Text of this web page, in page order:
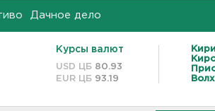
Дачное дело
Курсы валют
USD ЦБ 80.93
EUR ЦБ 93.19